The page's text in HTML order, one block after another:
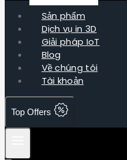
Sản phẩm
Dịch vụ in 3D
Giải pháp IoT
Blog
Về chúng tôi
Tài khoản
Top Offers